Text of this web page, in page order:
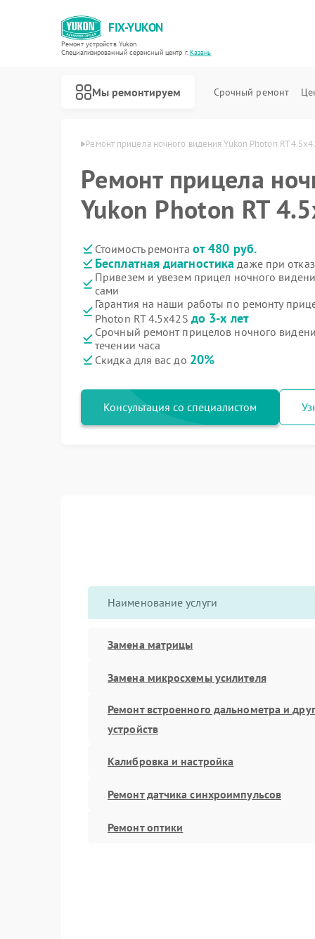
FIX-YUKON
Ремонт устройств Yukon
Специализированный cервисный центр г.Казань
Мы ремонтируем Срочный ремонт
Yukon в Казани Ремонт прицела ночного видения Yukon Photon RT
Ремонт прицела
Yukon Photon RT
Стоимость ремонта от 480 руб.
Бесплатная диагностика даже при
Привезем и увезем прицел ночного
сами
Гарантия на наши работы по ремонту
Photon RT 4.5х42S до 3-х лет
Срочный ремонт прицелов ночного
течении часа
Скидка для вас до 20%
Консультация со специалистом
Наименование услуги
Замена матрицы
Замена микросхемы усилителя
Ремонт встроенного дальнометра и
устройств
Калибровка и настройка
Ремонт датчика синхроимпульсов
Ремонт оптики